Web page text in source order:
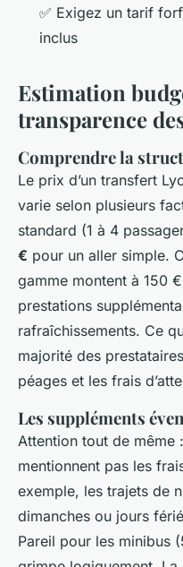
✅ Exigez un tarif
inclus
Estimation
transparence
Comprendre la
Le prix d’un transfert
varie selon plusieurs
standard (1 à 4
€ pour un aller simple.
gamme montent à 150
prestations
rafraîchissements. Ce
majorité des
péages et les frais
Les suppléments
Attention tout de même
mentionnent pas les
exemple, les trajets de
dimanches ou jours
Pareil pour les minibus